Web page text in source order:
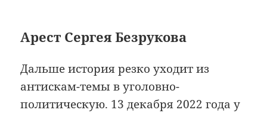
Арест Сергея Безрукова
Дальше история резко уходит из
антискам-темы в уголовно-
политическую. 13 декабря 2022 года у